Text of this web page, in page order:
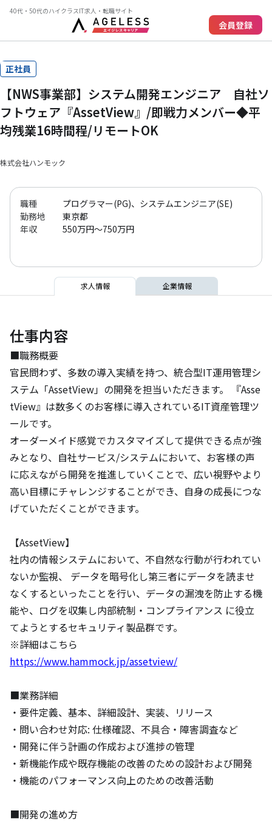
40代・50代のハイクラスIT求人・転職サイト
会員登録
正社員
【NWS事業部】システム開発エンジニア 自社ソ
フトウェア『AssetView』/即戦力メンバー◆平
均残業16時間程/リモートOK
株式会社ハンモック
職種
プログラマー(PG)、システムエンジニア(SE)
勤務地
東京都
年収
550万円～750万円
求人情報 企業情報
仕事内容
■職務概要
官民問わず、多数の導入実績を持つ、統合型IT運用管理シ
ステム「AssetView」の開発を担当いただきます。 『Asse
tView』は数多くのお客様に導入されているIT資産管理ツ
ールです。
オーダーメイド感覚でカスタマイズして提供できる点が強
みとなり、自社サービス/システムにおいて、お客様の声
に応えながら開発を推進していくことで、広い視野やより
高い目標にチャレンジすることができ、自身の成長につな
げていただくことができます。
【AssetView】
社内の情報システムにおいて、不自然な行動が行われてい
ないか監視、 データを暗号化し第三者にデータを読ませ
なくするといったことを行い、データの漏洩を防止する機
能や、ログを収集し内部統制・コンプライアンス に役立
てようとするセキュリティ製品群です。
https://www.hammock.jp/assetview/
■業務詳細
・要件定義、基本、詳細設計、実装、リリース
・問い合わせ対応: 仕様確認、不具合・障害調査など
・開発に伴う計画の作成および進捗の管理
・新機能作成や既存機能の改善のための設計および開発
・機能のパフォーマンス向上のための改善活動
■開発の進め方